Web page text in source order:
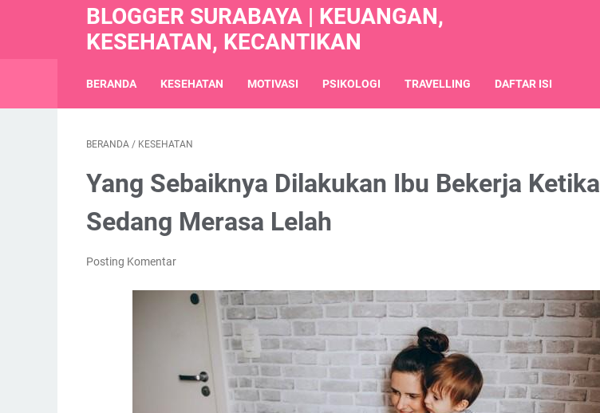
BLOGGER SURABAYA | KEUANGAN,
KESEHATAN, KECANTIKAN
BERANDA KESEHATAN MOTIVASI PSIKOLOGI TRAVELLING DAFTAR ISI
BERANDA / KESEHATAN
Yang Sebaiknya Dilakukan Ibu Bekerja Ketika
Sedang Merasa Lelah
Posting Komentar